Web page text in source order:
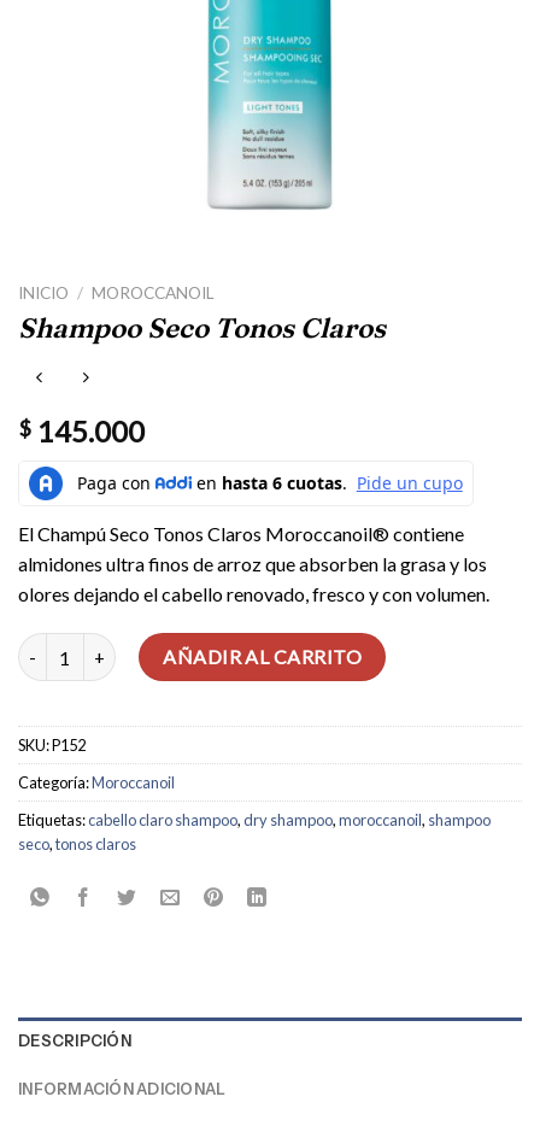
INICIO / MOROCCANOIL
Shampoo Seco Tonos Claros
$ 145.000
El Champú Seco Tonos Claros Moroccanoil® contiene
almidones ultra finos de arroz que absorben la grasa y los
olores dejando el cabello renovado, fresco y con volumen.
Shampoo Seco Tonos Claros cantidad
AÑADIR AL CARRITO
SKU:P152
Categoría:Moroccanoil
Etiquetas:cabello claro shampoo,dry shampoo,moroccanoil, shampoo
seco,tonos claros
DESCRIPCIÓN
INFORMACIÓN ADICIONAL